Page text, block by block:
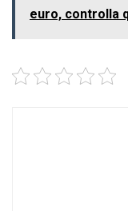
euro, controlla